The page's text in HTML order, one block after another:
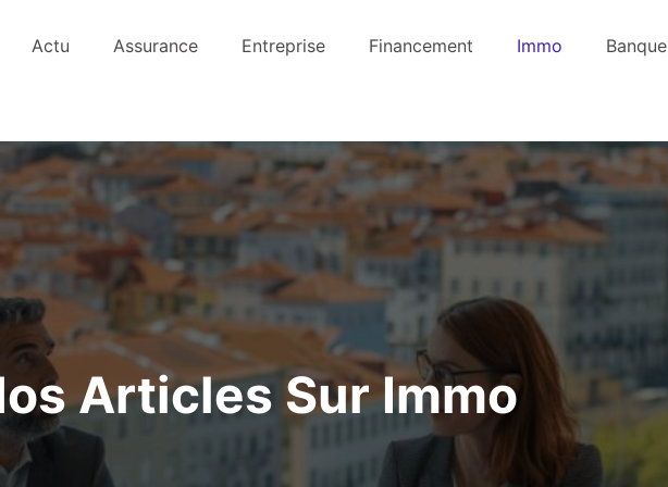
Actu Assurance Entreprise Financement Immo Banque
Articles Sur Immo